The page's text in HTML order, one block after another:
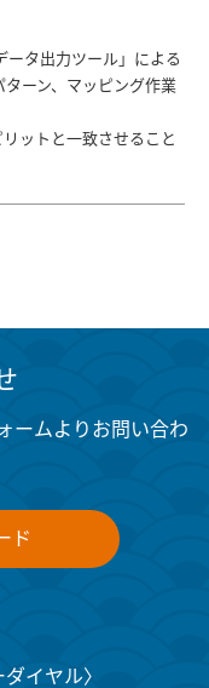
ータ出力ツール」による
ーン、マッピング作業
ットと一致させること
ームよりお問い合わ
ド
イヤル〉